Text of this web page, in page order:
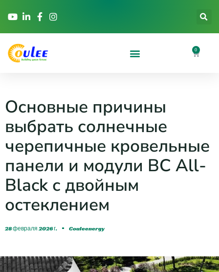
0
Основные причины
выбрать солнечные
черепичные кровельные
панели и модули BC All-
Black с двойным
остеклением
28 февраля 2026 г. Couleenergy